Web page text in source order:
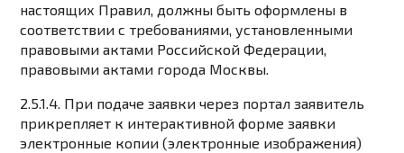
настоящих Правил, должны быть оформлены в
соответствии с требованиями, установленными
правовыми актами Российской Федерации,
правовыми актами города Москвы.
2.5.1.4. При подаче заявки через портал заявитель
прикрепляет к интерактивной форме заявки
электронные копии (электронные изображения)